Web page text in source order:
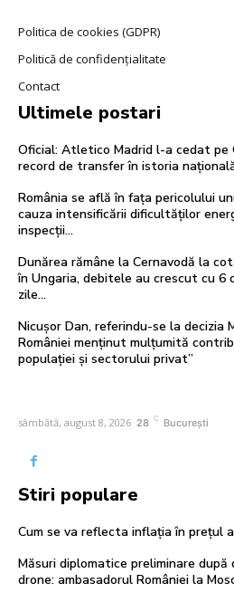
Politica de cookies (GDPR)
Politică de confidențialitate
Contact
Ultimele postari
Oficial: Atletico Madrid l-a cedat pe
record de transfer în istoria
România se află în fața pericolului
cauza intensificării dificultăților
inspecții…
Dunărea rămâne la Cernavodă la
în Ungaria, debitele au crescut cu 6
zile...
Nicușor Dan, referindu-se la decizia
României menținut mulțumită
populației și sectorului privat”
sâmbătă, august 8, 2026 28 C București
Stiri populare
Cum se va reflecta inflația în prețul
Măsuri diplomatice preliminare
drone: ambasadorul României la